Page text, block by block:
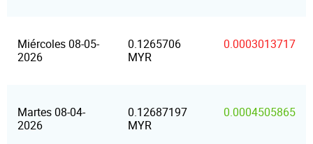
Miércoles 08-05-
2026
0.1265706
MYR
0.0003013717
Martes 08-04-
2026
0.12687197
MYR
0.0004505865